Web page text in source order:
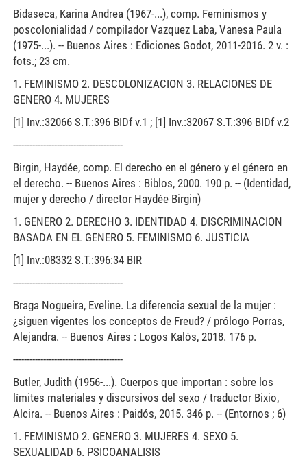
Bidaseca, Karina Andrea (1967-...), comp. Feminismos y
poscolonialidad / compilador Vazquez Laba, Vanesa Paula
(1975-...). -- Buenos Aires : Ediciones Godot, 2011-2016. 2 v. :
fots.; 23 cm.
1. FEMINISMO 2. DESCOLONIZACION 3. RELACIONES DE
GENERO 4. MUJERES
[1] Inv.:32066 S.T.:396 BIDf v.1 ; [1] Inv.:32067 S.T.:396 BIDf v.2
----------------------------------------
Birgin, Haydée, comp. El derecho en el género y el género en
el derecho. -- Buenos Aires : Biblos, 2000. 190 p. -- (Identidad,
mujer y derecho / director Haydée Birgin)
1. GENERO 2. DERECHO 3. IDENTIDAD 4. DISCRIMINACION
BASADA EN EL GENERO 5. FEMINISMO 6. JUSTICIA
[1] Inv.:08332 S.T.:396:34 BIR
----------------------------------------
Braga Nogueira, Eveline. La diferencia sexual de la mujer :
¿siguen vigentes los conceptos de Freud? / prólogo Porras,
Alejandra. -- Buenos Aires : Logos Kalós, 2018. 176 p.
----------------------------------------
Butler, Judith (1956-...). Cuerpos que importan : sobre los
límites materiales y discursivos del sexo / traductor Bixio,
Alcira. -- Buenos Aires : Paidós, 2015. 346 p. -- (Entornos ; 6)
1. FEMINISMO 2. GENERO 3. MUJERES 4. SEXO 5.
SEXUALIDAD 6. PSICOANALISIS